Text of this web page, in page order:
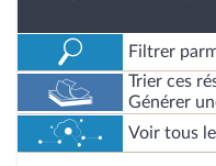
Filtrer
Trier ces
Générer
Voir tous